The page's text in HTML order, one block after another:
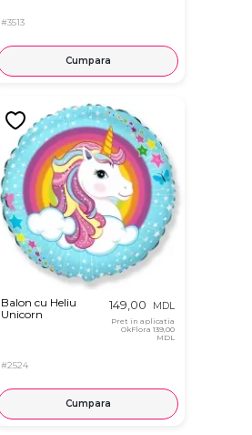
#3513
Cumpara
Balon cu Heliu
Unicorn
#2524
149,00 MDL
Pret in aplicatia
OkFlora139,00
MDL
Cumpara